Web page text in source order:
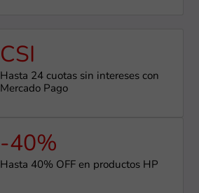
CSI
Hasta 24 cuotas sin intereses con
Mercado Pago
-40%
Hasta 40% OFF en productos HP